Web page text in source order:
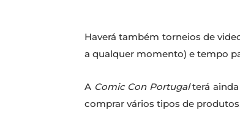
Haverá também torneios de
a qualquer momento) e tempo
A Comic Con Portugalterá ainda
comprar vários tipos de